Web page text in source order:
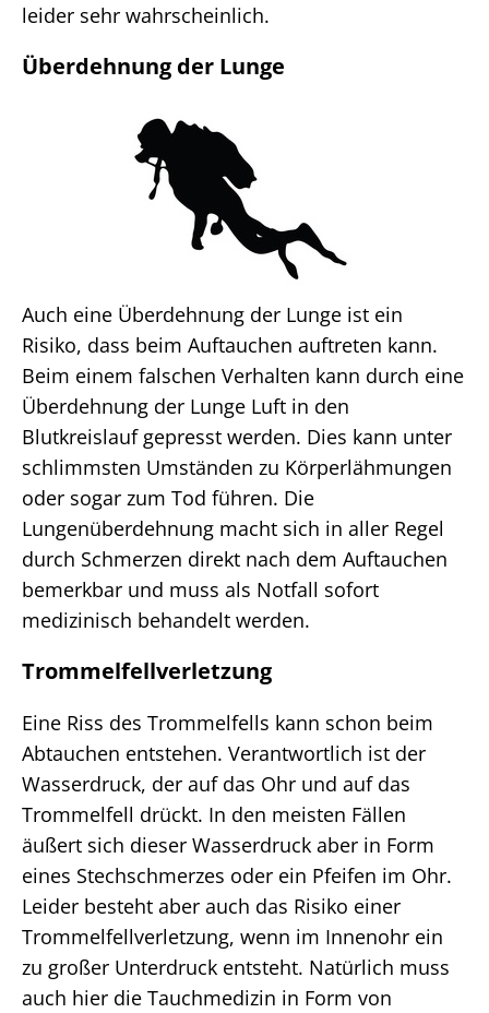
leider sehr wahrscheinlich.
Überdehnung der Lunge
Auch eine Überdehnung der Lunge ist ein
Risiko, dass beim Auftauchen auftreten kann.
Beim einem falschen Verhalten kann durch eine
Überdehnung der Lunge Luft in den
Blutkreislauf gepresst werden. Dies kann unter
schlimmsten Umständen zu Körperlähmungen
oder sogar zum Tod führen. Die
Lungenüberdehnung macht sich in aller Regel
durch Schmerzen direkt nach dem Auftauchen
bemerkbar und muss als Notfall sofort
medizinisch behandelt werden.
Trommelfellverletzung
Eine Riss des Trommelfells kann schon beim
Abtauchen entstehen. Verantwortlich ist der
Wasserdruck, der auf das Ohr und auf das
Trommelfell drückt. In den meisten Fällen
äußert sich dieser Wasserdruck aber in Form
eines Stechschmerzes oder ein Pfeifen im Ohr.
Leider besteht aber auch das Risiko einer
Trommelfellverletzung, wenn im Innenohr ein
zu großer Unterdruck entsteht. Natürlich muss
auch hier die Tauchmedizin in Form von